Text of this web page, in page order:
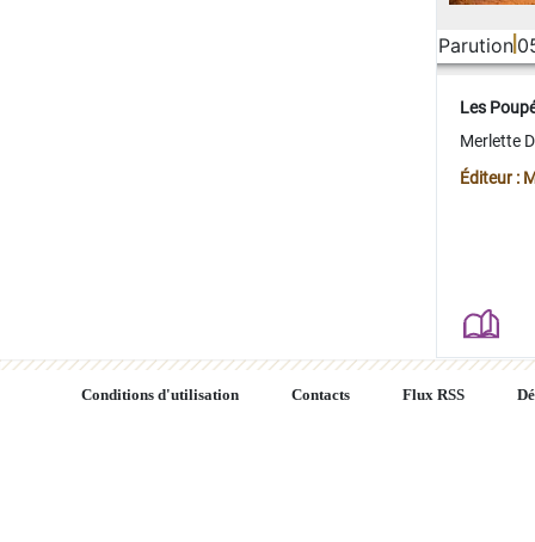
Parution
Les
Merlette
Éditeur :
Conditions d'utilisation Contacts Flux RSS